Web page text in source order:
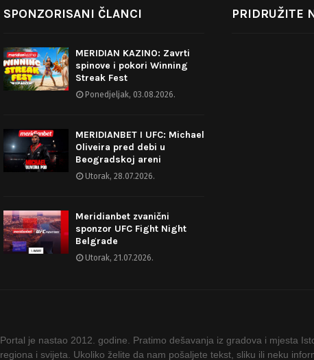
SPONZORISANI ČLANCI
MERIDIAN KAZINO: Zavrti
spinove i pokori Winning
Streak Fest
Ponedjeljak, 03.08.2026.
MERIDIANBET I UFC: Michael
Oliveira pred debi u
Beogradskoj areni
Utorak, 28.07.2026.
Meridianbet zvanični
sponzor UFC Fight Night
Belgrade
Utorak, 21.07.2026.
PRIDRUŽITE
Portal je nastao 2012. godine. Pratimo dešavanja iz gradova i mjesta
regiona i svijeta. Ukoliko želite da nam pošaljete tekst, sliku ili neku